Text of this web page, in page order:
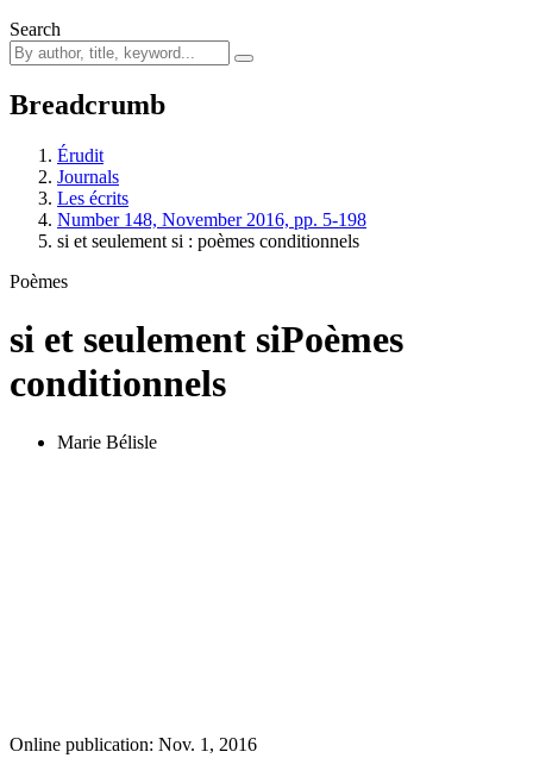
Search
Breadcrumb
Érudit
Journals
Les écrits
Number 148, November 2016, pp. 5-198
si et seulement si : poèmes conditionnels
Poèmes
si et seulement siPoèmes
conditionnels
Marie Bélisle
Online publication: Nov. 1, 2016